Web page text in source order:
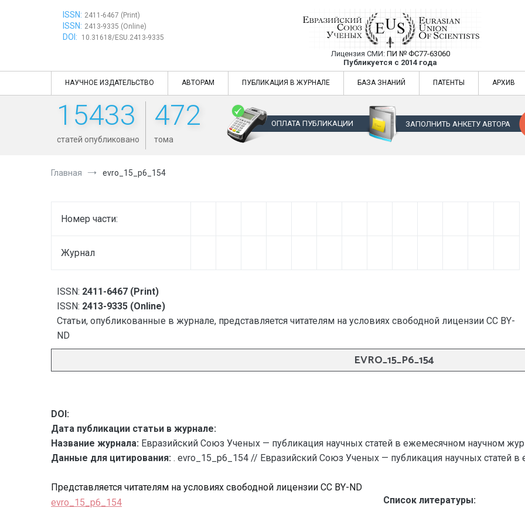
ISSN: 2411-6467 (Print)
ISSN: 2413-9335 (Online)
DOI: 10.31618/ESU.2413-9335
Евразийский Союз Ученых —
Лицензия СМИ: ПИ № ФС77-63060
Публикуется с 2014 года
Евразийский Союз Ученых — публикация научных статей в
НАУЧНОЕ ИЗДАТЕЛЬСТВО АВТОРАМ ПУБЛИКАЦИЯ В ЖУРНАЛЕ БАЗА ЗНАНИЙ ПАТЕНТЫ АРХИВ
15433
статей опубликовано
472
тома
ОПЛАТА ПУБЛИКАЦИИ ЗАПОЛНИТЬ АНКЕТУ АВТОРА
Главная evro_15_p6_154
Номер части:
Журнал
ISSN: 2411-6467 (Print)
ISSN: 2413-9335 (Online)
Статьи, опубликованные в журнале, представляется читателям на условиях свободной лицензии CC BY-
ND
EVRO_15_P6_154
DOI:
Дата публикации статьи в журнале:
Название журнала: Евразийский Союз Ученых — публикация научных статей в ежемесячном научном
Данные для цитирования: . evro_15_p6_154 // Евразийский Союз Ученых — публикация научных статей
Представляется читателям на условиях свободной лицензии CC BY-ND
evro_15_p6_154
Список литературы: